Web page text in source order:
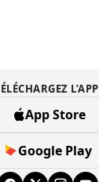
L’APP
App Store
Google Play